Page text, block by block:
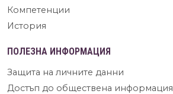
Компетенции
История
ПОЛЕЗНА ИНФОРМАЦИЯ
Защита на личните данни
Достъп до обществена информация